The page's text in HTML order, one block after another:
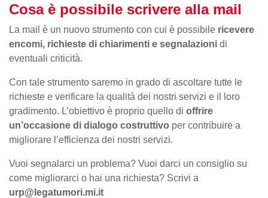
Cosa è possibile scrivere alla mail
La mail è un nuovo strumento con cui è possibile ricevere
encomi, richieste di chiarimenti e segnalazioni di
eventuali criticità.
Con tale strumento saremo in grado di ascoltare tutte le
richieste e verificare la qualità dei nostri servizi e il loro
gradimento. L’obiettivo è proprio quello di offrire
un’occasione di dialogo costruttivo per contribuire a
migliorare l’efficienza dei nostri servizi.
Vuoi segnalarci un problema? Vuoi darci un consiglio su
come migliorarci o hai una richiesta? Scrivi a
urp@legatumori.mi.it